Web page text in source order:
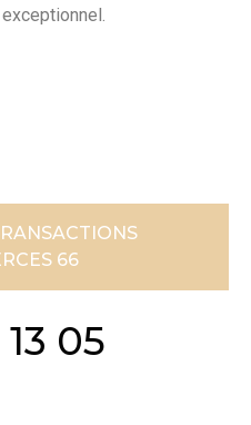
66
05